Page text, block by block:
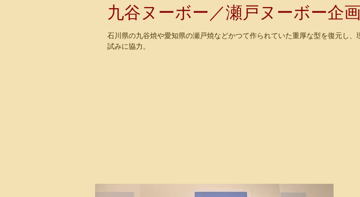
九谷ヌーボー／瀬戸ヌーボー企画
石川県の九谷焼や愛知県の瀬戸焼などかつて作られていた重厚な型を復元し
試みに協力。